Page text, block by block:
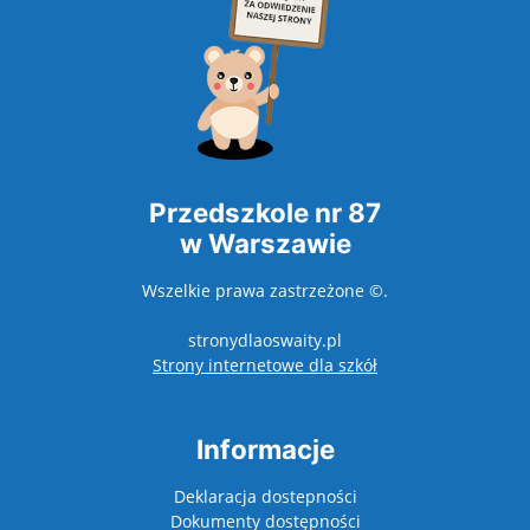
Przedszkole nr 87
w Warszawie
Wszelkie prawa zastrzeżone ©.
stronydlaoswaity.pl
Strony internetowe dla szkółotwiera się w
Informacje
Deklaracja dostepności
Dokumenty dostępności